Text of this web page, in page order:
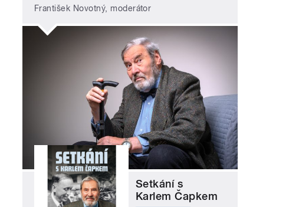
František Novotný, moderátor
Setkání s
Karlem Čapkem